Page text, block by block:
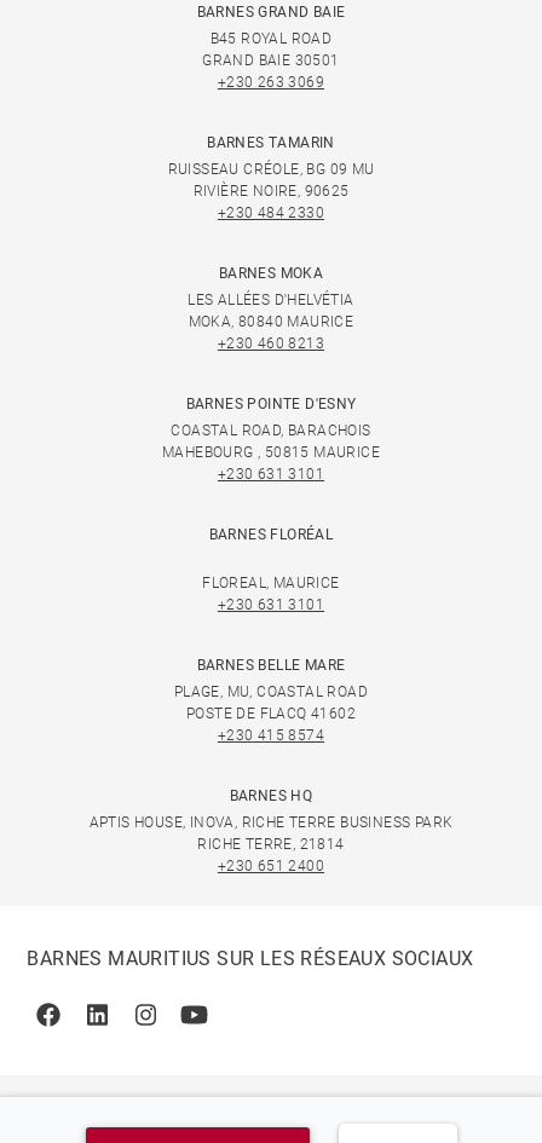
BARNES GRAND BAIE
B45 ROYAL ROAD
GRAND BAIE 30501
+230 263 3069
BARNES TAMARIN
RUISSEAU CRÉOLE, BG 09 MU
RIVIÈRE NOIRE, 90625
+230 484 2330
BARNES MOKA
LES ALLÉES D'HELVÉTIA
MOKA, 80840 MAURICE
+230 460 8213
BARNES POINTE D'ESNY
COASTAL ROAD, BARACHOIS
MAHEBOURG , 50815 MAURICE
+230 631 3101
BARNES FLORÉAL
FLOREAL, MAURICE
+230 631 3101
BARNES BELLE MARE
PLAGE, MU, COASTAL ROAD
POSTE DE FLACQ 41602
+230 415 8574
BARNES HQ
APTIS HOUSE, INOVA, RICHE TERRE BUSINESS PARK
RICHE TERRE, 21814
+230 651 2400
BARNES MAURITIUS SUR LES RÉSEAUX SOCIAUX
FacebookLinkedinInstagramYoutube